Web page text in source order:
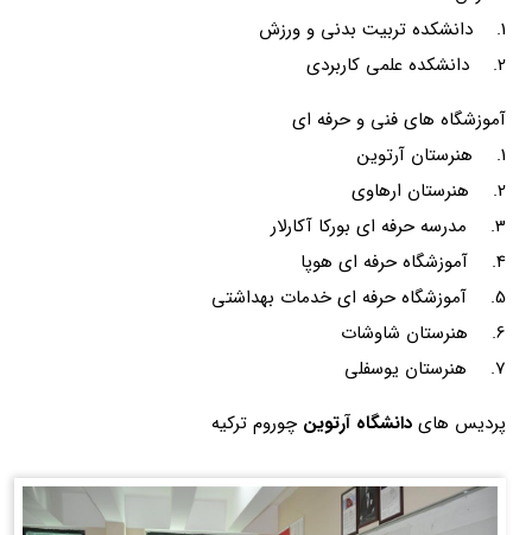
1. دانشکده تربیت بدنی و ورزش
2. دانشکده علمی کاربردی
آموزشگاه های فنی و حرفه ای
1. هنرستان آرتوین
2. هنرستان ارهاوی
3. مدرسه حرفه ای بورکا آکارلار
4. آموزشگاه حرفه ای هوپا
5. آموزشگاه حرفه ای خدمات بهداشتی
6. هنرستان شاوشات
7. هنرستان یوسفلی
پردیس های دانشگاه آرتوین چوروم ترکیه